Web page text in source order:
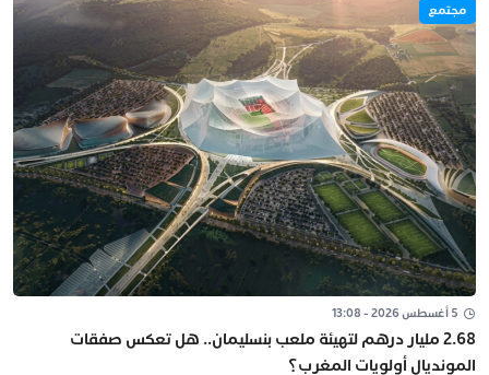
مجتمع
5 أغسطس 2026 - 13:08
2.68 مليار درهم لتهيئة ملعب بنسليمان.. هل تعكس صفقات
المونديال أولويات المغرب؟